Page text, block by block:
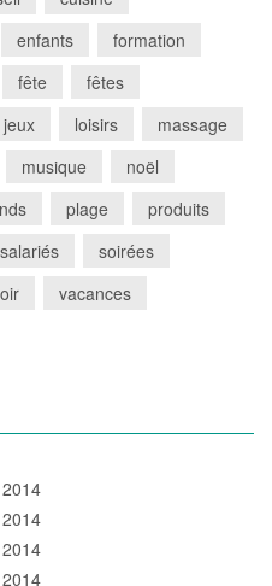
enfants
formation
fête
fêtes
jeux loisirs
massage
musique
noël
plage
produits
salariés
soirées
vacances